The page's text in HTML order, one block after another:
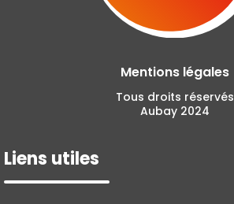
Mentions légales
Tous droits réservés
Aubay 2024
Liens utiles